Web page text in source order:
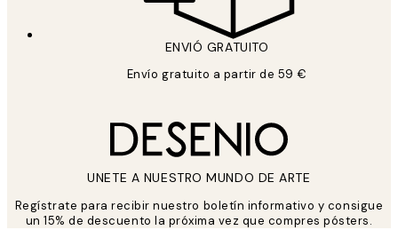
ENVIÓ GRATUITO
Envío gratuito a partir de 59 €
UNETE A NUESTRO MUNDO DE ARTE
Regístrate para recibir nuestro boletín informativo y consigue
un 15% de descuento la próxima vez que compres pósters.